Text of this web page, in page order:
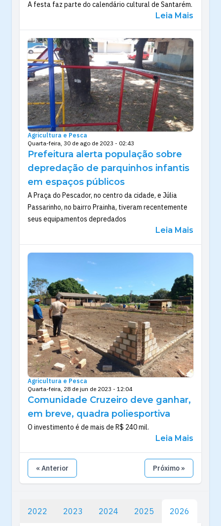
A festa faz parte do calendário cultural de Santarém.
Leia Mais
Agricultura e Pesca
Quarta-feira, 30 de ago de 2023 - 02:43
Prefeitura alerta população sobre
depredação de parquinhos infantis
em espaços públicos
A Praça do Pescador, no centro da cidade, e Júlia
Passarinho, no bairro Prainha, tiveram recentemente
seus equipamentos depredados
Leia Mais
Agricultura e Pesca
Quarta-feira, 28 de jun de 2023 - 12:04
Comunidade Cruzeiro deve ganhar,
em breve, quadra poliesportiva
O investimento é de mais de R$ 240 mil.
Leia Mais
« Anterior Próximo »
2022 2023 2024 2025 2026